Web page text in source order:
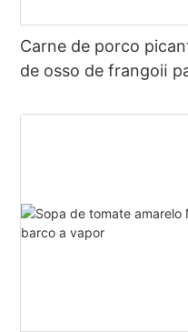
Carne de porco
de osso de frangoⅱ